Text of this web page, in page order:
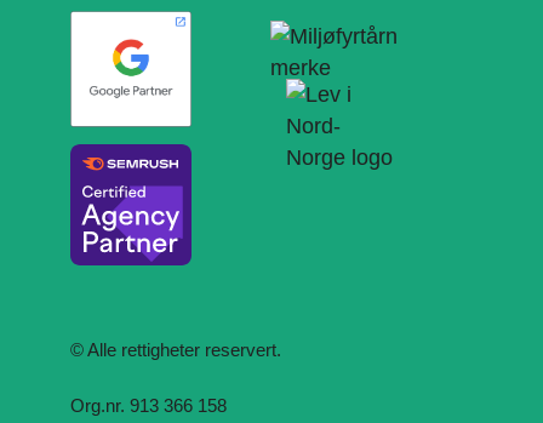
© Alle rettigheter reservert.
Org.nr. 913 366 158